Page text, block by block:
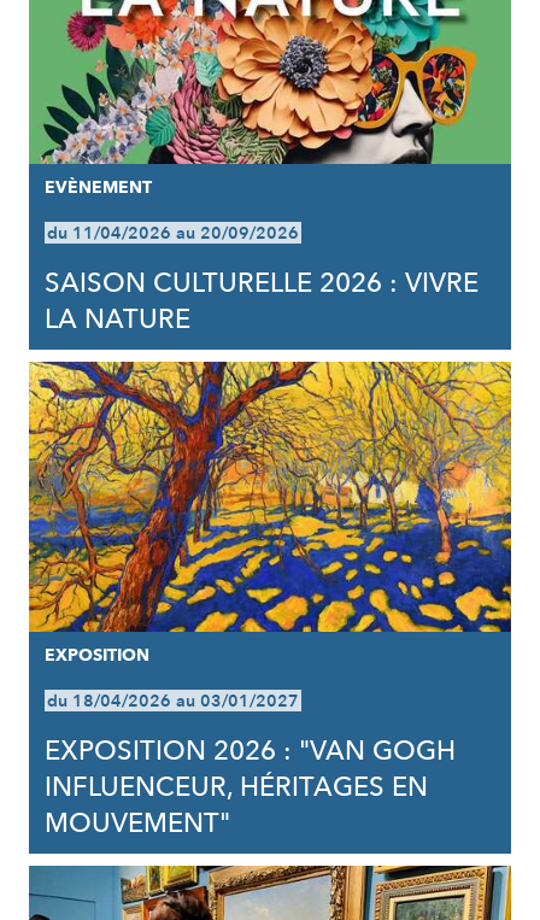
EVÈNEMENT
du 11/04/2026 au 20/09/2026
SAISON CULTURELLE 2026 : VIVRE
LA NATURE
EXPOSITION
du 18/04/2026 au 03/01/2027
EXPOSITION 2026 : "VAN GOGH
INFLUENCEUR, HÉRITAGES EN
MOUVEMENT"